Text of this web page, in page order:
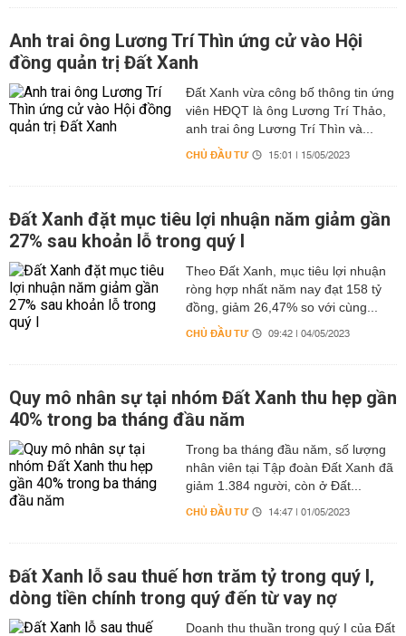
Anh trai ông Lương Trí Thìn ứng cử vào Hội
đồng quản trị Đất Xanh
Đất Xanh vừa công bố thông tin ứng
viên HĐQT là ông Lương Trí Thảo,
anh trai ông Lương Trí Thìn và...
CHỦ ĐẦU TƯ 15:01 | 15/05/2023
Đất Xanh đặt mục tiêu lợi nhuận năm giảm gần
27% sau khoản lỗ trong quý I
Theo Đất Xanh, mục tiêu lợi nhuận
ròng hợp nhất năm nay đạt 158 tỷ
đồng, giảm 26,47% so với cùng...
CHỦ ĐẦU TƯ 09:42 | 04/05/2023
Quy mô nhân sự tại nhóm Đất Xanh thu hẹp gần
40% trong ba tháng đầu năm
Trong ba tháng đầu năm, số lượng
nhân viên tại Tập đoàn Đất Xanh đã
giảm 1.384 người, còn ở Đất...
CHỦ ĐẦU TƯ 14:47 | 01/05/2023
Đất Xanh lỗ sau thuế hơn trăm tỷ trong quý I,
dòng tiền chính trong quý đến từ vay nợ
Doanh thu thuần trong quý I của Đất